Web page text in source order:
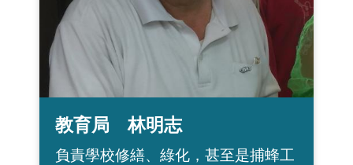
教育局 林明志
負責學校修繕、綠化，甚至是捕蜂工